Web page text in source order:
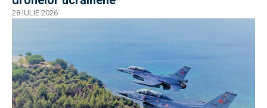
28 IULIE 2026